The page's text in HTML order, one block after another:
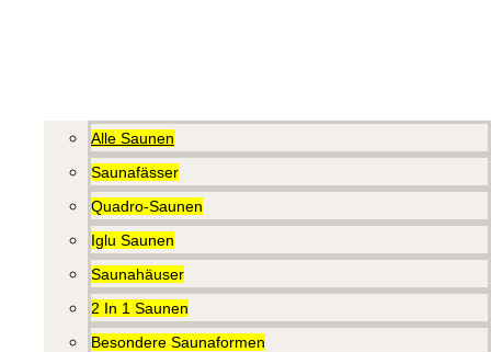
Alle Saunen
Saunafässer
Quadro-Saunen
Iglu Saunen
Saunahäuser
2 In 1 Saunen
Besondere Saunaformen